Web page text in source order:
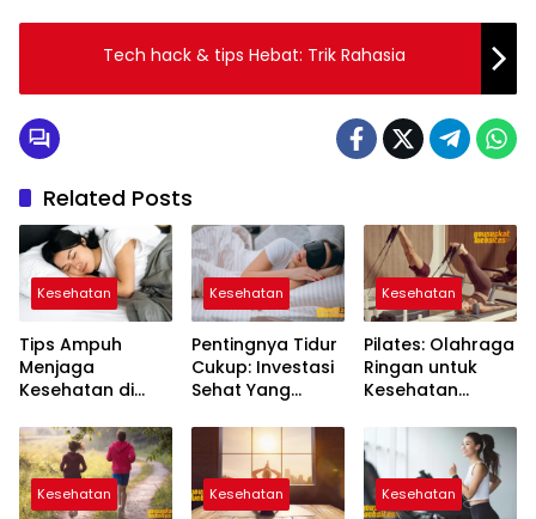
Tech hack & tips Hebat: Trik Rahasia
Related Posts
Kesehatan
Tips Ampuh
Menjaga
Kesehatan di
Padatnya
Kesibukan
Kesehatan
Pentingnya Tidur
Cukup: Investasi
Sehat Yang
Kesehatan
Pilates: Olahraga
Ringan untuk
Kesehatan
Ideal
Kesehatan Kesehatan Kesehatan